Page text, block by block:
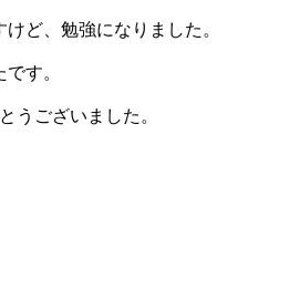
ど、勉強になりました。
す。
うございました。